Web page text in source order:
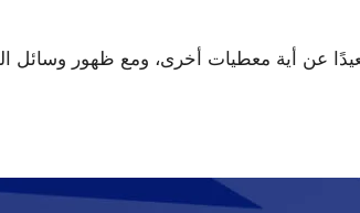
عن أية معطيات أخرى، ومع ظهور وسائل